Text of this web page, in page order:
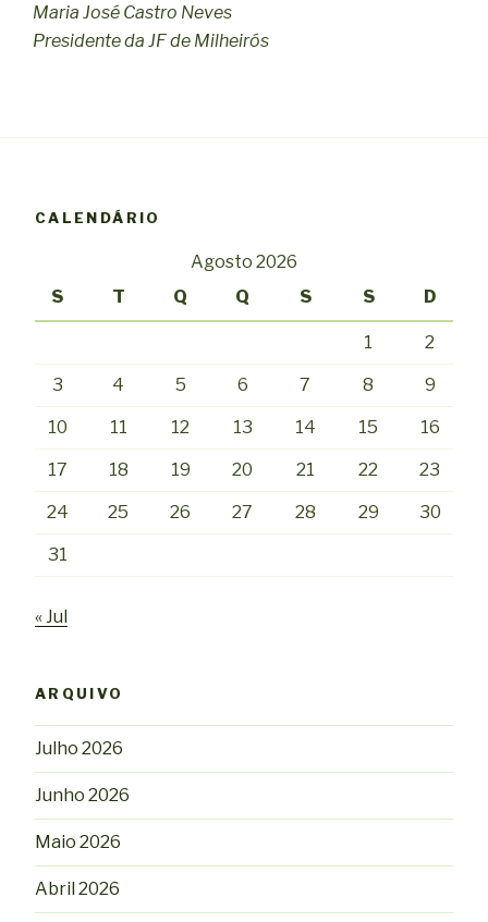
Maria José Castro Neves
Presidente da JF de Milheirós
CALENDÁRIO
Agosto 2026
S
T Q Q S S D
1 2
3 4 5 6 7 8 9
10 11 12 13 14 15 16
17 18 19 20 21 22 23
24 25 26 27 28 29 30
31
« Jul
ARQUIVO
Julho 2026
Junho 2026
Maio 2026
Abril 2026